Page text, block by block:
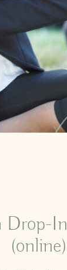
Drop-In
(online)